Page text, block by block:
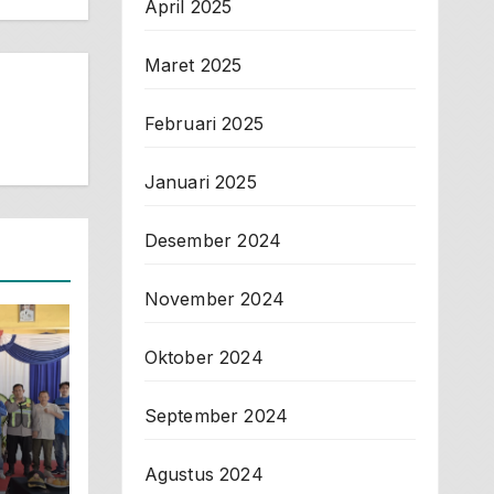
April 2025
Maret 2025
Februari 2025
Januari 2025
Desember 2024
November 2024
Oktober 2024
September 2024
Agustus 2024